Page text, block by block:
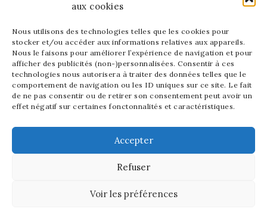
aux cookies
Nous utilisons des technologies telles que les cookies pour
stocker et/ou accéder aux informations relatives aux appareils.
Nous le faisons pour améliorer l’expérience de navigation et pour
afficher des publicités (non-)personnalisées. Consentir à ces
technologies nous autorisera à traiter des données telles que le
comportement de navigation ou les ID uniques sur ce site. Le fait
de ne pas consentir ou de retirer son consentement peut avoir un
effet négatif sur certaines fonctonnalités et caractéristiques.
Accepter
Refuser
Voir les préférences
Tinger
Fondatrice
Fondatrice de FortunedeStar.com, je fusionne ma
passion pour les cultures et l'économie des célébrités.
Entre la gestion de mon site et la poterie, je trouve le
bonheur dans l'équilibre de mes activités. Mère d'un
bout de chou de 5 ans, je partage avec lui l'amour de
l'art sous toutes ses formes.
Découvrez notre site en anglais:Stars and Money